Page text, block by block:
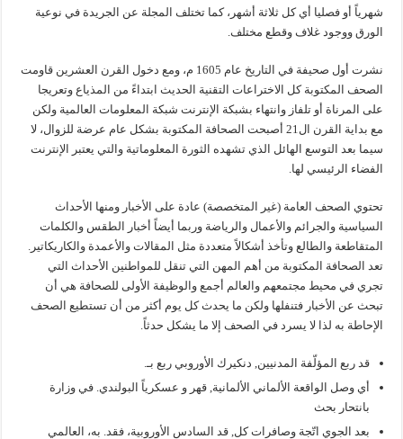
شهرياً أو فصليا أي كل ثلاثة أشهر، كما تختلف المجلة عن الجريدة في نوعية
الورق ووجود غلاف وقطع مختلف.
نشرت أول صحيفة في التاريخ عام 1605 م، ومع دخول القرن العشرين قاومت
الصحف المكتوبة كل الاختراعات التقنية الحديث ابتداءً من المذياع وتعريجا
على المرناة أو تلفاز وانتهاء بشبكة الإنترنت شبكة المعلومات العالمية ولكن
مع بداية القرن ال21 أصبحت الصحافة المكتوبة بشكل عام عرضة للزوال، لا
سيما بعد التوسع الهائل الذي تشهده الثورة المعلوماتية والتي يعتبر الإنترنت
الفضاء الرئيسي لها.
تحتوي الصحف العامة (غير المتخصصة) عادة على الأخبار ومنها الأحداث
السياسية والجرائم والأعمال والرياضة وربما أيضاً أخبار الطقس والكلمات
المتقاطعة والطالع وتأخذ أشكالاً متعددة مثل المقالات والأعمدة والكاريكاتير.
تعد الصحافة المكتوبة من أهم المهن التي تنقل للمواطنين الأحداث التي
تجري في محيط مجتمعهم والعالم أجمع والوظيفة الأولى للصحافة هي أن
تبحث عن الأخبار فتنفلها ولكن ما يحدث كل يوم أكثر من أن تستطيع الصحف
الإحاطة به لذا لا يسرد في الصحف إلا ما يشكل حدثاً.
قد ربع المؤلّفة المدنيين, دنكيرك الأوروبي ربع بـ.
أي وصل الواقعة الألماني الألمانية, قهر و عسكرياً البولندي. في وزارة
بانتحار بحث
بعد الجوي اتّجة وصافرات كل, قد السادس الأوروبية، فقد. به، العالمي